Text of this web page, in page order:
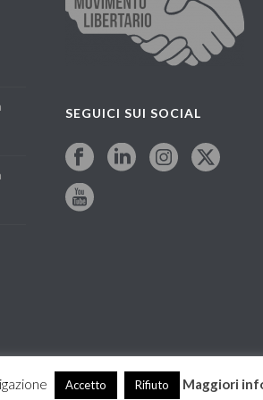
SEGUICI SUI SOCIAL
Accetto Rifiuto Maggiori